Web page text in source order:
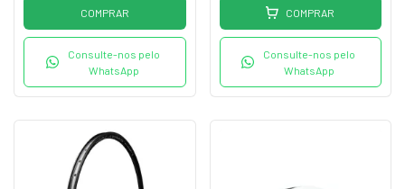
COMPRAR
Consulte-nos pelo
WhatsApp
COMPRAR
Consulte-nos pelo
WhatsApp